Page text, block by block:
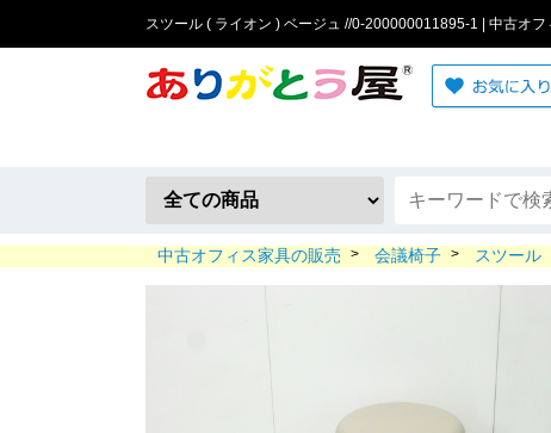
スツール ( ライオン ) ベージュ //0-200000011895-1 | 中古オフ
中古オフィス家具の販売 > 会議椅子 > スツール